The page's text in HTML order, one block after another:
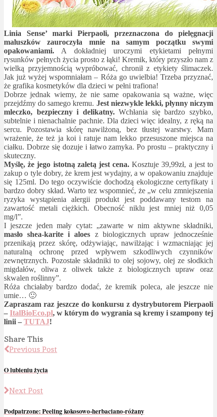
Linia Sense’ marki Pierpaoli, przeznaczona do pielęgnacji
maluszków zauroczyła mnie na samym początku swymi
opakowaniami. A dokładniej uroczymi etykietami pełnymi
rysunków pełnych życia prosto z łąki! Kremik, który przyszło nam z
wielką przyjemnością wypróbować, chronił z etykiety ślimaczek.
Jak już wyżej wspomniałam – Róża go uwielbia! Trzeba przyznać,
że grafika kosmetyków dla dzieci w pełni trafiona!
Dobrze jednak wiemy, że nie same opakowania są ważne, więc
przejdźmy do samego kremu. Jest niezwykle lekki, płynny niczym
mleczko, bezpieczny i delikatny.Wchłania się bardzo szybko,
subtelnie i nienachalnie pachnie. Dla dzieci więc idealny, z ręką na
sercu. Pozostawia skórę nawilżoną, bez tłustej warstwy. Mam
wrażenie, że też ja koi i ratuje nam lekko przesuszone miejsca na
ciałku. Dobrze się dozuje i łatwo zamyka. Po prostu – praktyczny i
skuteczny.
Myślę, że jego istotną zaletą jest cena. Kosztuje 39,99zł, a jest to
zakup o tyle dobry, że krem jest wydajny, a w opakowaniu znajduje
się 125ml. Do tego oczywiście dochodzą ekologiczne certyfikaty i
bardzo dobry skład. Warto tez wspomnieć, że „w celu zmniejszenia
ryzyka wystąpienia alergii produkt jest poddawany testom na
zawartość metali ciężkich. Obecność niklu jest mniej niż 0,05
mg/l”.
I jeszcze jeden mały cytat: „zawarte w nim aktywne składniki,
masło shea-karite i aloes z biologicznych upraw jednocześnie
przenikają przez skórę, odżywiając, nawilżając i wzmacniając jej
naturalną ochronę przed wpływem szkodliwych czynników
zewnętrznych. Pozostałe składniki to olej sojowy, olej ze słodkich
migdałów, oliwa z oliwek także z biologicznych upraw oraz
skwalen roślinny”.
Róża chciałaby bardzo dodać, że kremik poleca, ale jeszcze nie
umie… 🙂
Zapraszam raz jeszcze do konkursu z dystrybutorem Pierpaoli
–ItalBioEco.pl, w którym do wygrania są kremy i szampony tej
linii – TUTAJ!
Share This
Previous Post
O lubieniu życia
Next Post
Podpatrzone: Peeling kokosowo-herbaciano-różany